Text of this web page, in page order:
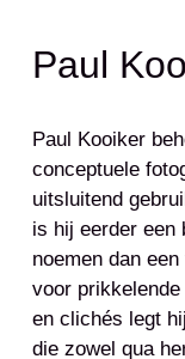
Paul
Paul Kooiker
conceptuele
uitsluitend
is hij eerder een
noemen dan
voor prikkelende
en clichés legt
die zowel qua